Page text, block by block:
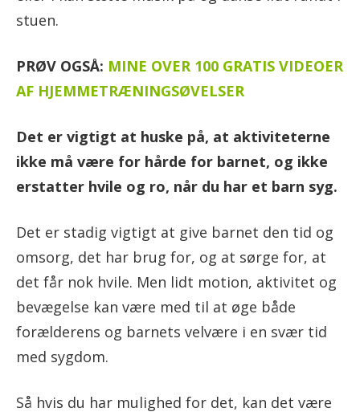
stuen.
PRØV OGSÅ: MINE OVER 100 GRATIS VIDEOER
AF HJEMMETRÆNINGSØVELSER
Det er vigtigt at huske på, at aktiviteterne
ikke må være for hårde for barnet, og ikke
erstatter hvile og ro, når du har et barn syg.
Det er stadig vigtigt at give barnet den tid og
omsorg, det har brug for, og at sørge for, at
det får nok hvile. Men lidt motion, aktivitet og
bevægelse kan være med til at øge både
forælderens og barnets velvære i en svær tid
med sygdom.
Så hvis du har mulighed for det, kan det være